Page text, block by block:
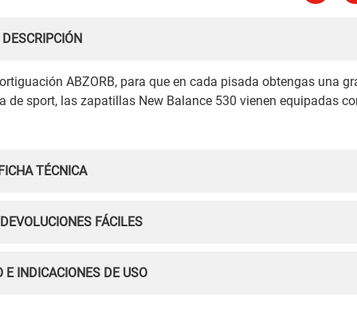
DESCRIPCIÓN
ABZORB, para que en cada pisada obtengas una
sport, las zapatillas New Balance 530 vienen equipadas
TÉCNICA
FÁCILES
E INDICACIONES DE USO